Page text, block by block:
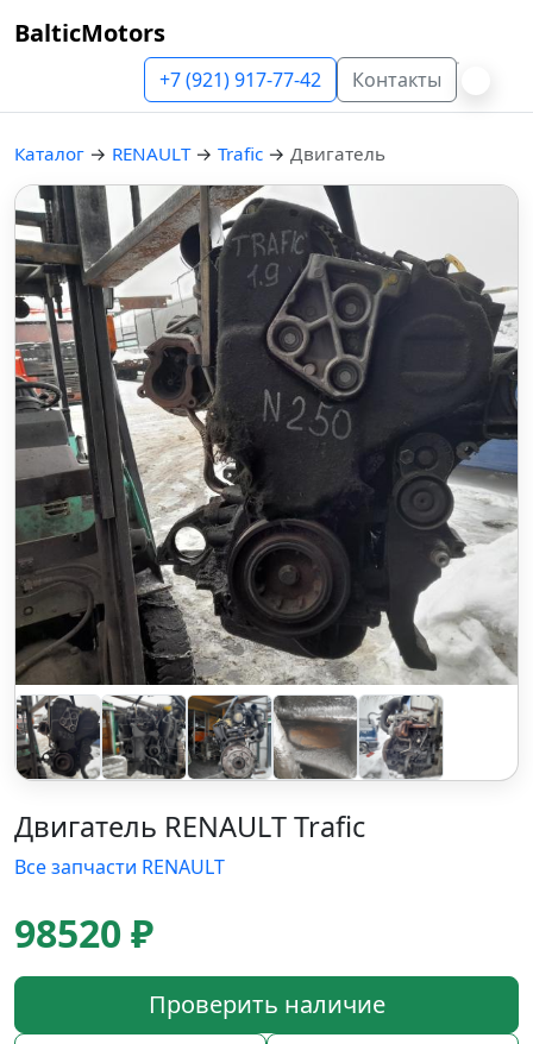
BalticMotors
+7 (921) 917-77-42 Контакты
Каталог → RENAULT → Trafic → Двигатель
Двигатель RENAULT Trafic
Все запчасти RENAULT
98520 ₽
Проверить наличие